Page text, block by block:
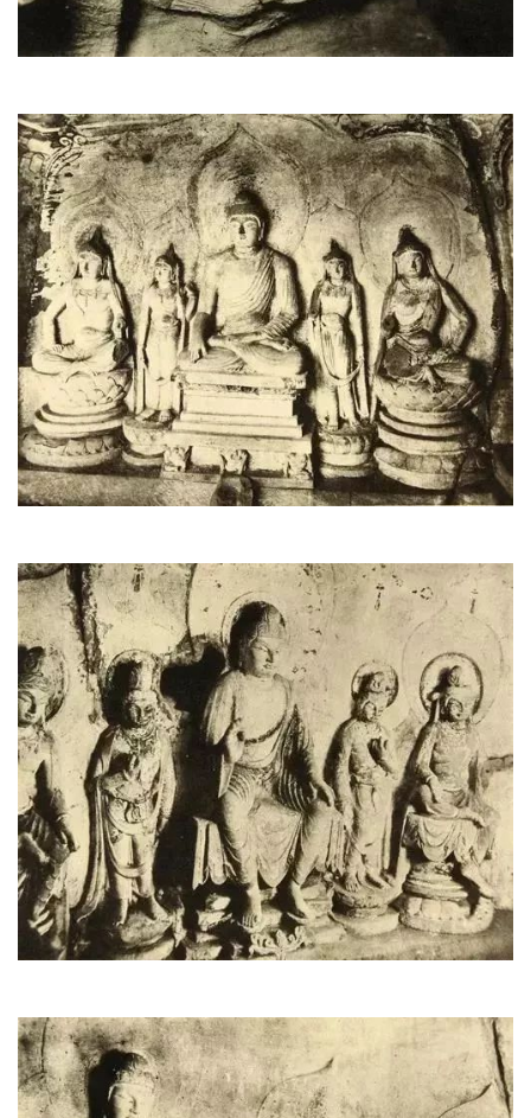
寺
院
巡
礼
视
频
纪
录
佛
教
艺
政
策
法
规
免
责
声
明
登录 注册